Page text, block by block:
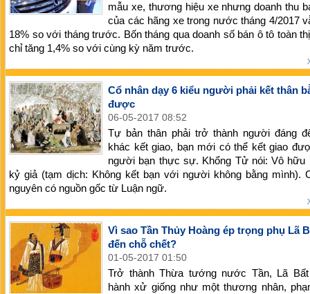
mẫu xe, thương hiệu xe nhưng doanh thu
của các hãng xe trong nước tháng 4/2017
18% so với tháng trước. Bốn tháng qua doanh số bán ô tô toàn
chỉ tăng 1,4% so với cùng kỳ năm trước.
Cổ nhân dạy 6 kiểu người phải kết thân
được
06-05-2017 08:52
Tự bản thân phải trở thành người đáng
khác kết giao, bạn mới có thể kết giao
người bạn thực sự. Khổng Tử nói: Vô hữu
kỷ giả (tạm dịch: Không kết bạn với người không bằng mình).
nguyên có nguồn gốc từ Luận ngữ.
Vì sao Tần Thủy Hoàng ép trọng phụ Lã
đến chỗ chết?
01-05-2017 01:50
Trở thành Thừa tướng nước Tần, Lã
hành xử giống như một thương nhân,